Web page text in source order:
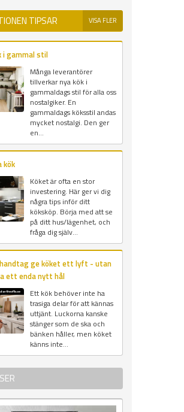
TIPSAR VISA FLER
i gammal stil
Många leverantörer
tillverkar nya kök i
gammaldags stil för alla oss
nostalgiker. En
gammaldags köksstil andas
mycket nostalgi. Den ger
en...
kök
Köket är ofta en stor
investering. Här ger vi dig
några tips inför ditt
köksköp. Börja med att se
på ditt hus/lägenhet, och
fråga dig själv...
ge köket ett lyft - utan
ett enda nytt hål
Ett kök behöver inte ha
trasiga delar för att kännas
uttjänt. Luckorna kanske
stänger som de ska och
bänken håller, men köket
känns inte...